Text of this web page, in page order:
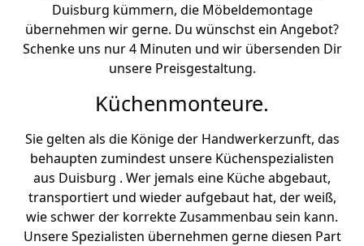
Duisburg kümmern, die Möbeldemontage
übernehmen wir gerne. Du wünschst ein Angebot?
Schenke uns nur 4 Minuten und wir übersenden Dir
unsere Preisgestaltung.
Küchenmonteure.
Sie gelten als die Könige der Handwerkerzunft, das
behaupten zumindest unsere Küchenspezialisten
aus Duisburg . Wer jemals eine Küche abgebaut,
transportiert und wieder aufgebaut hat, der weiß,
wie schwer der korrekte Zusammenbau sein kann.
Unsere Spezialisten übernehmen gerne diesen Part